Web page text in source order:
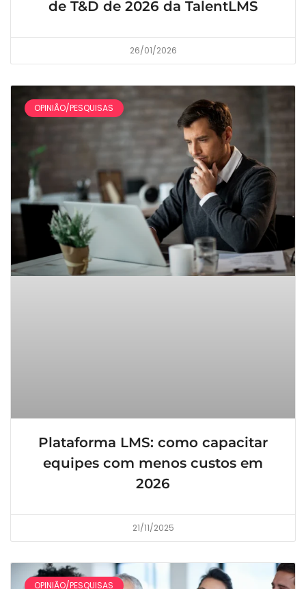
de T&D de 2026 da TalentLMS
26/01/2026
OPINIÃO/PESQUISAS
Plataforma LMS: como capacitar
equipes com menos custos em
2026
21/11/2025
OPINIÃO/PESQUISAS